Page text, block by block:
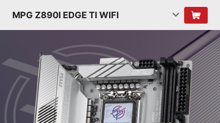
MPG Z890I EDGE TI WIFI